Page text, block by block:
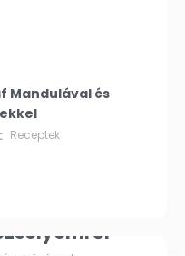
Mandulával és
Receptek